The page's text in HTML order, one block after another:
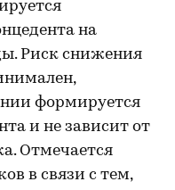
на
Риск снижения
формируется
и не зависит от
Отмечается
в связи с тем,